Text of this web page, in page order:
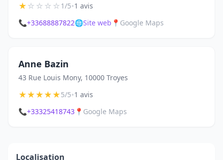
★☆☆☆☆1/5•1 avis
📞+33688887822🌐Site web 📍 Google Maps
Anne Bazin
43 Rue Louis Mony, 10000 Troyes
★★★★★5/5•1 avis
📞+33325418743 📍 Google Maps
Localisation